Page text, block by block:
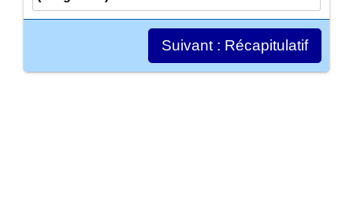
Suivant : Récapitulatif